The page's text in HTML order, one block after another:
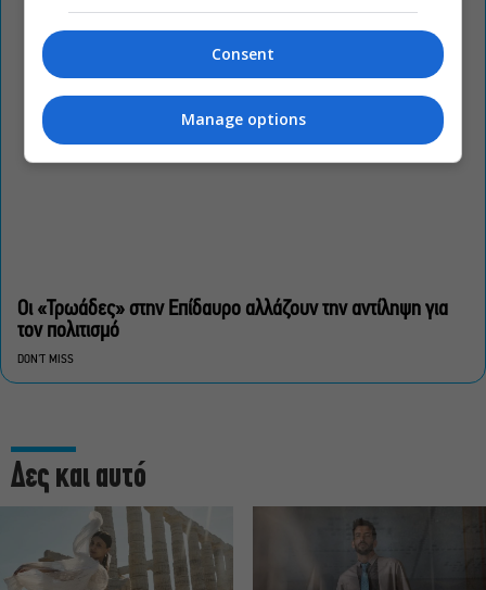
Οι «Τρωάδες» στην Επίδαυρο αλλάζουν την αντίληψη για
τον πολιτισμό
DON'T MISS
Δες και αυτό
Consent
Manage options